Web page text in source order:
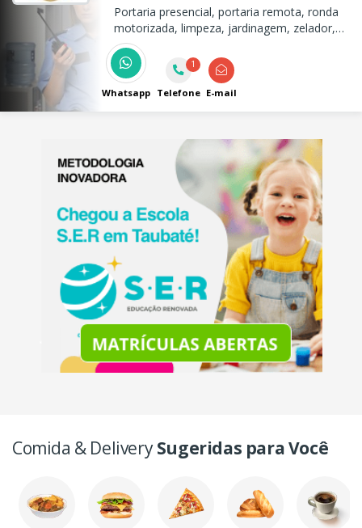
Portaria presencial, portaria remota, ronda
motorizada, limpeza, jardinagem, zelador,
sistema de segurança eletrônica.
Whatsapp
1
Telefone E-mail
Comida & DeliverySugeridas para Você